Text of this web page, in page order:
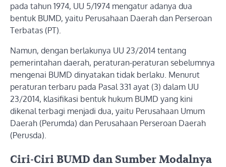
pada tahun 1974, UU 5/1974 mengatur adanya dua
bentuk BUMD, yaitu Perusahaan Daerah dan Perseroan
Terbatas (PT).
Namun, dengan berlakunya UU 23/2014 tentang
pemerintahan daerah, peraturan-peraturan sebelumnya
mengenai BUMD dinyatakan tidak berlaku. Menurut
peraturan terbaru pada Pasal 331 ayat (3) dalam UU
23/2014, klasifikasi bentuk hukum BUMD yang kini
dikenal terbagi menjadi dua, yaitu Perusahaan Umum
Daerah (Perumda) dan Perusahaan Perseroan Daerah
(Perusda).
Ciri-Ciri BUMD dan Sumber Modalnya